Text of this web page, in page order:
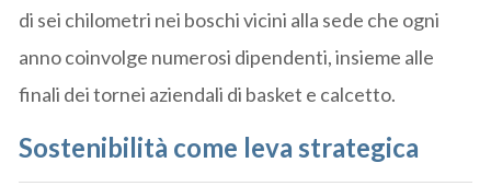
di sei chilometri nei boschi vicini alla sede che ogni
anno coinvolge numerosi dipendenti, insieme alle
finali dei tornei aziendali di basket e calcetto.
Sostenibilità come leva strategica